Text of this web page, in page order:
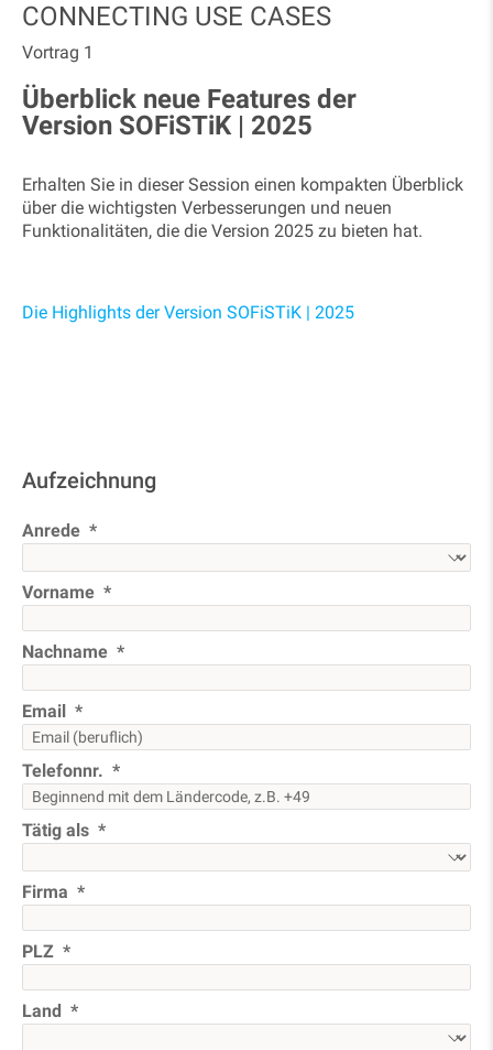
CONNECTING USE CASES
Vortrag 1
Überblick neue Features der
Version SOFiSTiK | 2025
Erhalten Sie in dieser Session einen kompakten Überblick
über die wichtigsten Verbesserungen und neuen
Funktionalitäten, die die Version 2025 zu bieten hat.
Die Highlights der Version SOFiSTiK | 2025
Aufzeichnung
Anrede
Vorname
Nachname
Email
Telefonnr.
Tätig als
Firma
PLZ
Land